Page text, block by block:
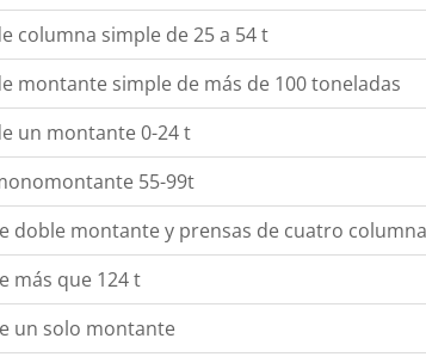
columna simple de 25 a 54 t
montante simple de más de 100 toneladas
un montante 0-24 t
55-99t
doble montante y prensas de cuatro
más que 124 t
un solo montante